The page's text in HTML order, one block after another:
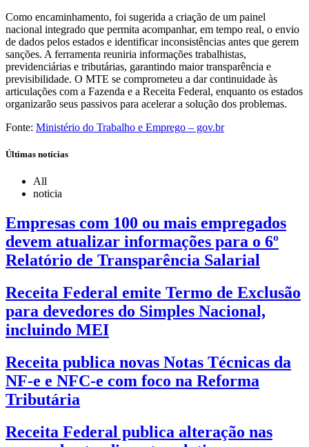
Como encaminhamento, foi sugerida a criação de um painel
nacional integrado que permita acompanhar, em tempo real, o envio
de dados pelos estados e identificar inconsistências antes que gerem
sanções. A ferramenta reuniria informações trabalhistas,
previdenciárias e tributárias, garantindo maior transparência e
previsibilidade. O MTE se comprometeu a dar continuidade às
articulações com a Fazenda e a Receita Federal, enquanto os estados
organizarão seus passivos para acelerar a solução dos problemas.
Fonte: Ministério do Trabalho e Emprego – gov.br
Últimas notícias
All
noticia
Empresas com 100 ou mais empregados
devem atualizar informações para o 6º
Relatório de Transparência Salarial
Receita Federal emite Termo de Exclusão
para devedores do Simples Nacional,
incluindo MEI
Receita publica novas Notas Técnicas da
NF-e e NFC-e com foco na Reforma
Tributária
Receita Federal publica alteração nas